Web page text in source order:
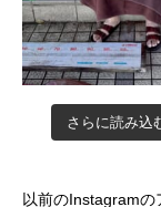
さらに読み込
以前のInstagramの